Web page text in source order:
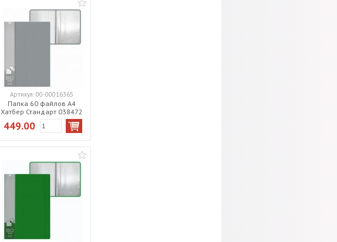
Папка 60 файлов А4
Хатбер Стандарт 038472
серая
Артикул: 00-00016365
449.00